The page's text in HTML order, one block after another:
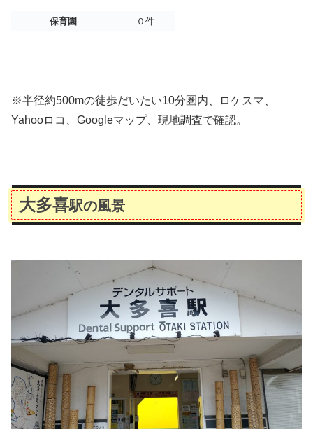
保育園 ０件
※半径約500mの徒歩だいたい10分圏内、ロケスマ、
Yahooロコ、Googleマップ、現地調査で確認。
大多喜駅の風景